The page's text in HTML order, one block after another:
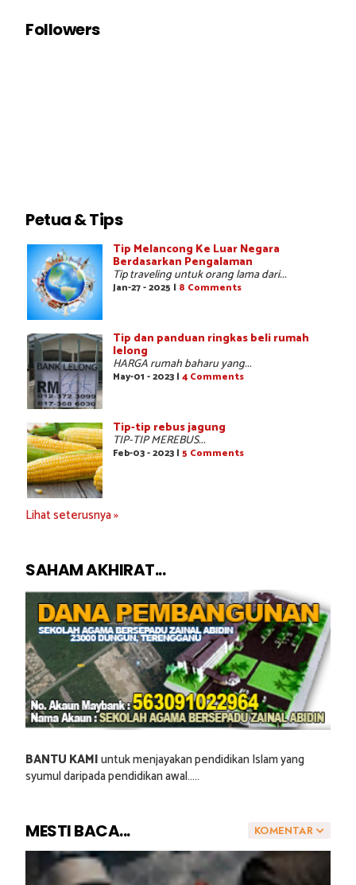
Followers
Petua & Tips
Tip Melancong Ke Luar Negara
Berdasarkan Pengalaman
Tip traveling untuk orang lama dari...
Jan-27 - 2025 | 8 Comments
Tip dan panduan ringkas beli rumah
lelong
HARGA rumah baharu yang...
May-01 - 2023 | 4 Comments
Tip-tip rebus jagung
TIP-TIP MEREBUS...
Feb-03 - 2023 | 5 Comments
Lihat seterusnya »
SAHAM AKHIRAT...
BANTU KAMIuntuk menjayakan pendidikan Islam yang
syumul daripada pendidikan awal.....
KOMENTAR
MESTI BACA...